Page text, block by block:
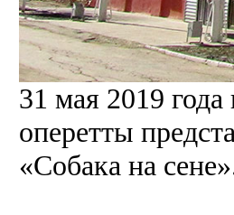
31 мая 2019 года
оперетты
«Собака на